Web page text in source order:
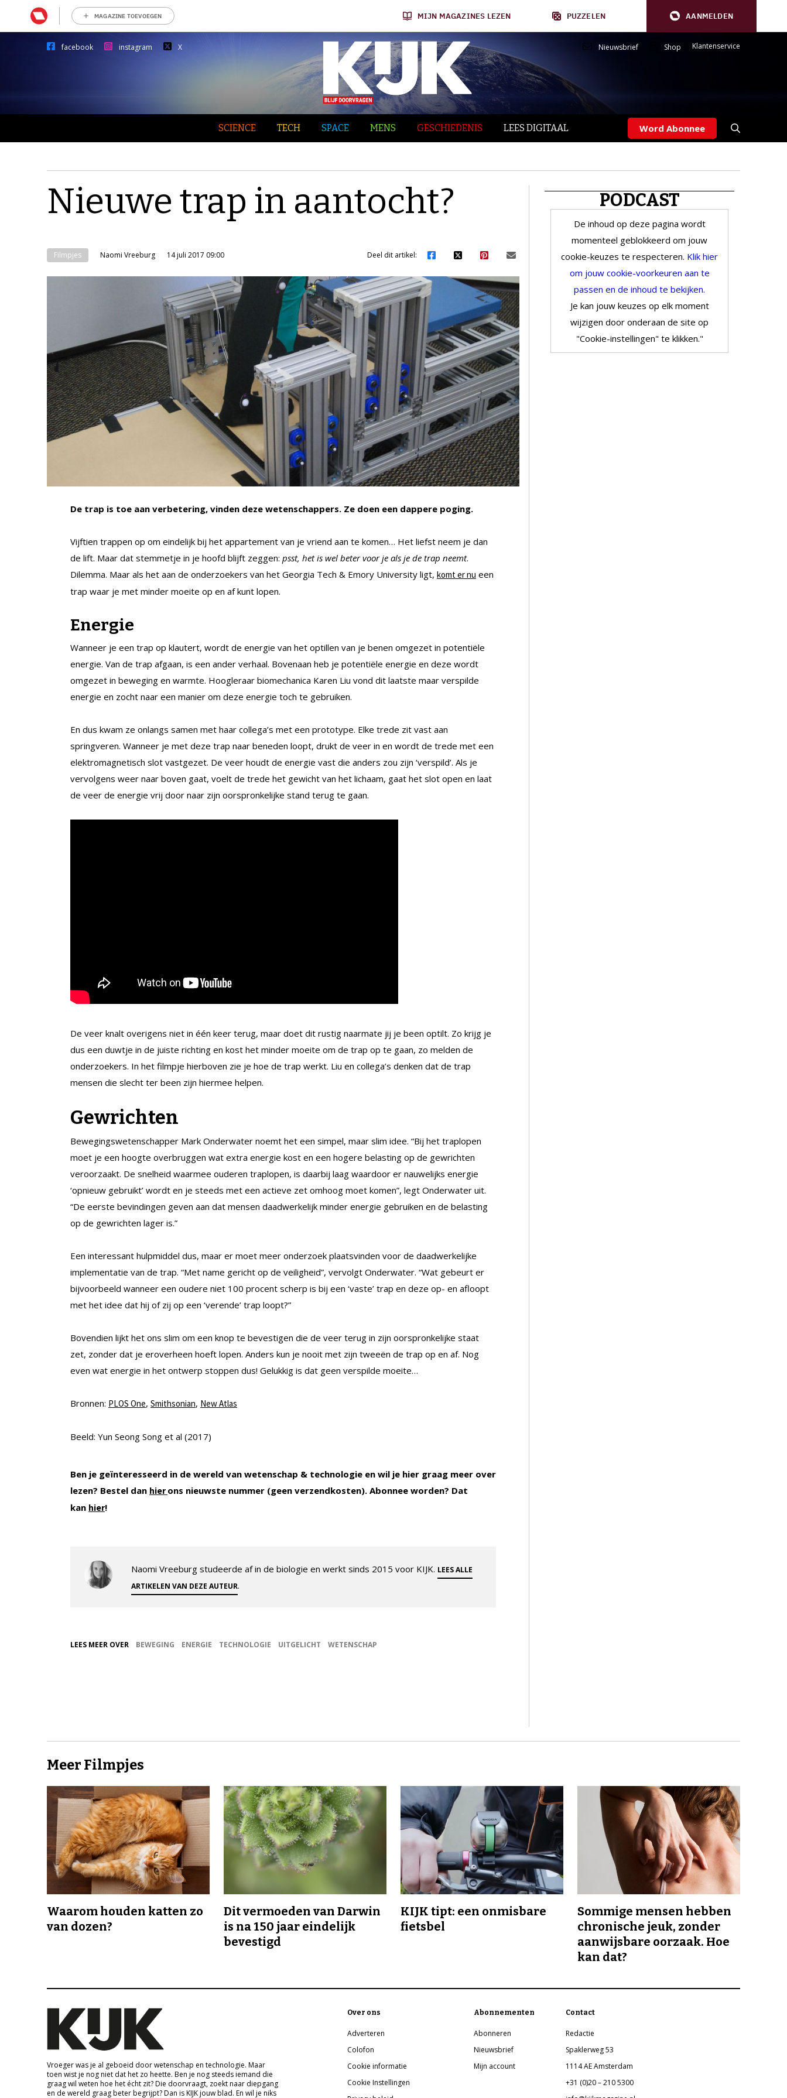
MAGAZINE TOEVOEGEN MIJN MAGAZINES LEZEN PUZZELEN AANMELDEN
facebook instagram X Nieuwsbrief Shop Klantenservice
SCIENCE TECH SPACE MENS GESCHIEDENIS LEES DIGITAAL Word Abonnee
Nieuwe trap in aantocht?
Filmpjes Naomi Vreeburg 14 juli 2017 09:00 Deel dit artikel:
De trap is toe aan verbetering, vinden deze wetenschappers. Ze doen een dappere poging.
Vijftien trappen op om eindelijk bij het appartement van je vriend aan te komen… Het liefst neem je dan
de lift. Maar dat stemmetje in je hoofd blijft zeggen: psst, het is wel beter voor je als je de trap neemt.
Dilemma. Maar als het aan de onderzoekers van het Georgia Tech & Emory University ligt, komt er nu een
trap waar je met minder moeite op en af kunt lopen.
Energie
Wanneer je een trap op klautert, wordt de energie van het optillen van je benen omgezet in potentiële
energie. Van de trap afgaan, is een ander verhaal. Bovenaan heb je potentiële energie en deze wordt
omgezet in beweging en warmte. Hoogleraar biomechanica Karen Liu vond dit laatste maar verspilde
energie en zocht naar een manier om deze energie toch te gebruiken.
En dus kwam ze onlangs samen met haar collega’s met een prototype. Elke trede zit vast aan
springveren. Wanneer je met deze trap naar beneden loopt, drukt de veer in en wordt de trede met een
elektromagnetisch slot vastgezet. De veer houdt de energie vast die anders zou zijn ‘verspild’. Als je
vervolgens weer naar boven gaat, voelt de trede het gewicht van het lichaam, gaat het slot open en laat
de veer de energie vrij door naar zijn oorspronkelijke stand terug te gaan.
De veer knalt overigens niet in één keer terug, maar doet dit rustig naarmate jij je been optilt. Zo krijg je
dus een duwtje in de juiste richting en kost het minder moeite om de trap op te gaan, zo melden de
onderzoekers. In het filmpje hierboven zie je hoe de trap werkt. Liu en collega’s denken dat de trap
mensen die slecht ter been zijn hiermee helpen.
Gewrichten
Bewegingswetenschapper Mark Onderwater noemt het een simpel, maar slim idee. “Bij het traplopen
moet je een hoogte overbruggen wat extra energie kost en een hogere belasting op de gewrichten
veroorzaakt. De snelheid waarmee ouderen traplopen, is daarbij laag waardoor er nauwelijks energie
‘opnieuw gebruikt’ wordt en je steeds met een actieve zet omhoog moet komen”, legt Onderwater uit.
“De eerste bevindingen geven aan dat mensen daadwerkelijk minder energie gebruiken en de belasting
op de gewrichten lager is.”
Een interessant hulpmiddel dus, maar er moet meer onderzoek plaatsvinden voor de daadwerkelijke
implementatie van de trap. “Met name gericht op de veiligheid”, vervolgt Onderwater. “Wat gebeurt er
bijvoorbeeld wanneer een oudere niet 100 procent scherp is bij een ‘vaste’ trap en deze op- en afloopt
met het idee dat hij of zij op een ‘verende’ trap loopt?”
Bovendien lijkt het ons slim om een knop te bevestigen die de veer terug in zijn oorspronkelijke staat
zet, zonder dat je eroverheen hoeft lopen. Anders kun je nooit met zijn tweeën de trap op en af. Nog
even wat energie in het ontwerp stoppen dus! Gelukkig is dat geen verspilde moeite…
Bronnen: PLOS One, Smithsonian, New Atlas
Beeld: Yun Seong Song et al (2017)
Ben je geïnteresseerd in de wereld van wetenschap & technologie en wil je hier graag meer over
lezen? Bestel dan hier ons nieuwste nummer (geen verzendkosten). Abonnee worden? Dat
kan hier!
Naomi Vreeburg studeerde af in de biologie en werkt sinds 2015 voor KIJK. LEES ALLE
ARTIKELEN VAN DEZE AUTEUR.
LEES MEER OVER BEWEGING ENERGIE TECHNOLOGIE UITGELICHT WETENSCHAP
PODCAST
De inhoud op deze pagina wordt
momenteel geblokkeerd om jouw
cookie-keuzes te respecteren. Klik hier
om jouw cookie-voorkeuren aan te
passen en de inhoud te bekijken.
Je kan jouw keuzes op elk moment
wijzigen door onderaan de site op
"Cookie-instellingen" te klikken."
Meer Filmpjes
Waarom houden katten zo
van dozen?
Dit vermoeden van Darwin
is na 150 jaar eindelijk
bevestigd
KIJK tipt: een onmisbare
fietsbel
Sommige mensen hebben
chronische jeuk, zonder
aanwijsbare oorzaak. Hoe
kan dat?
Vroeger was je al geboeid door wetenschap en technologie. Maar
toen wist je nog niet dat het zo heette. Ben je nog steeds iemand die
graag wil weten hoe het écht zit? Die doorvraagt, zoekt naar diepgang
en de wereld graag beter begrijpt? Dan is KIJK jouw blad. En wil je niks
Over ons
Adverteren
Colofon
Cookie informatie
Cookie Instellingen
Abonnementen
Abonneren
Nieuwsbrief
Mijn account
Contact
Redactie
Spaklerweg 53
1114 AE Amsterdam
+31 (0)20 – 210 5300